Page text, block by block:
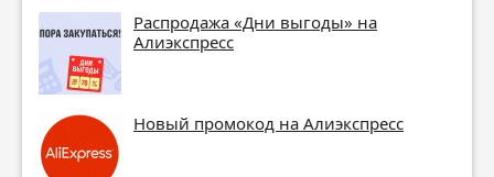
Распродажа «Дни выгоды» на
Алиэкспресс
Новый промокод на Алиэкспресс